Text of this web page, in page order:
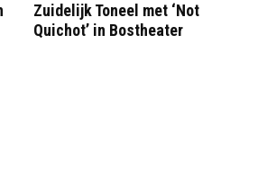
Zuidelijk Toneel met ‘Not
Quichot’ in Bostheater